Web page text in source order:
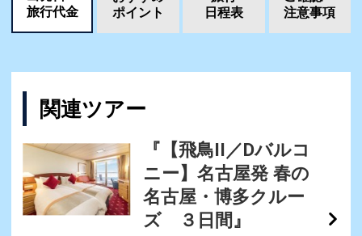
旅行代金
ポイント
日程表
注意事項
関連ツアー
『【飛鳥II／Dバルコ
ニー】名古屋発 春の
名古屋・博多クルー
ズ ３日間』